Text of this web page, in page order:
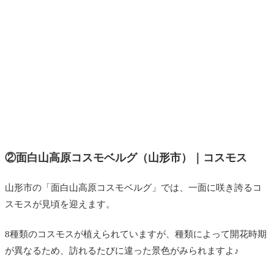
②面白山高原コスモベルグ（山形市）｜コスモス
山形市の「面白山高原コスモベルグ」では、一面に咲き誇るコ
スモスが見頃を迎えます。
8種類のコスモスが植えられていますが、種類によって開花時期
が異なるため、訪れるたびに違った景色がみられますよ♪